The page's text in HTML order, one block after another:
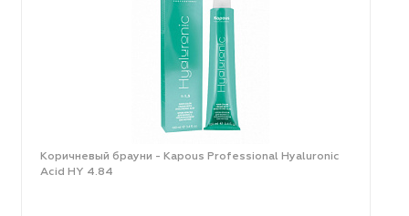
Коричневый брауни - Kapous Professional Hyaluronic
Acid HY 4.84